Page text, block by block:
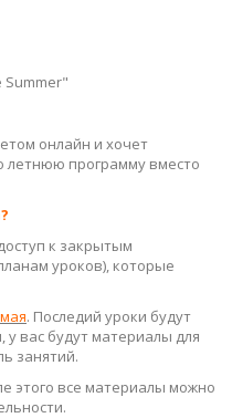
Summer"
онлайн и хочет
летнюю программу вместо
к закрытым
уроков), которые
. Последий уроки будут
у вас будут материалы для
занятий.
этого все материалы можно